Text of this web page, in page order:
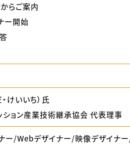
らご案内
ー開始
けいいち）氏
ション産業技術継承協会 代表理事
ー/Webデザイナー/映像デザイナ